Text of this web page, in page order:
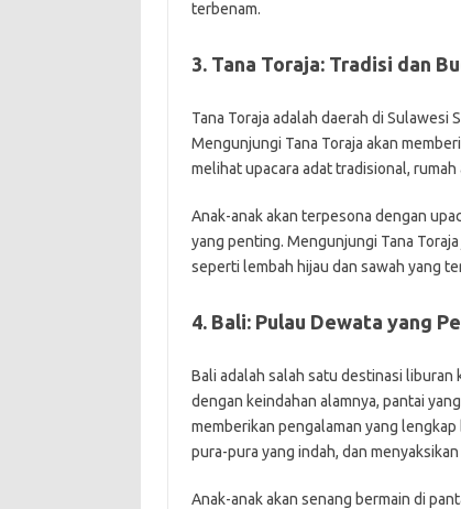
terbenam.
3. Tana Toraja: Tradisi dan
Tana Toraja adalah daerah di Sulawesi
Mengunjungi Tana Toraja akan
melihat upacara adat tradisional,
Anak-anak akan terpesona dengan
yang penting. Mengunjungi Tana
seperti lembah hijau dan sawah yang
4. Bali: Pulau Dewata yang
Bali adalah salah satu destinasi
dengan keindahan alamnya, pantai
memberikan pengalaman yang
pura-pura yang indah, dan
Anak-anak akan senang bermain di